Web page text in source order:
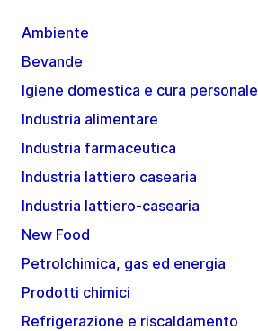
Ambiente
Bevande
Igiene domestica e cura personale
Industria alimentare
Industria farmaceutica
Industria lattiero casearia
Industria lattiero-casearia
New Food
Petrolchimica, gas ed energia
Prodotti chimici
Refrigerazione e riscaldamento